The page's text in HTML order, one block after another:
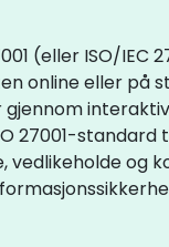
(eller ISO/IEC
online eller på
27001-standard
vedlikeholde og